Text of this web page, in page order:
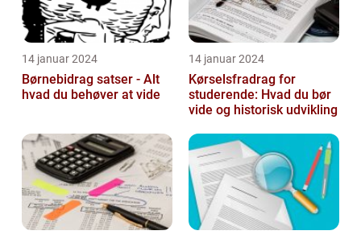
14 januar 2024
Børnebidrag satser - Alt
hvad du behøver at vide
14 januar 2024
Kørselsfradrag for
studerende: Hvad du bør
vide og historisk udvikling